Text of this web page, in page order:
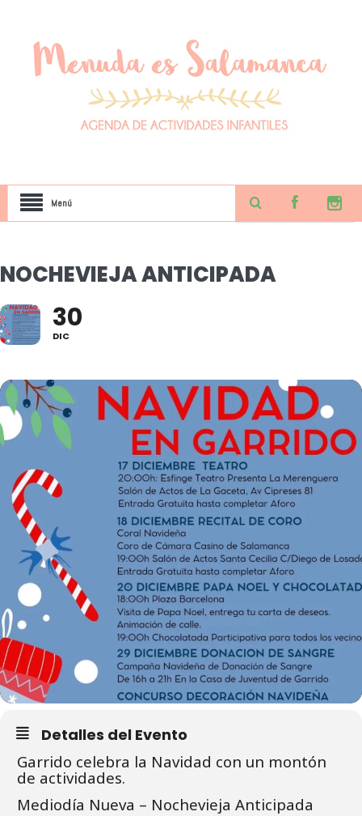
Menú
NOCHEVIEJA ANTICIPADA
30
DIC
Detalles del Evento
Garrido celebra la Navidad con un montón
de actividades.
Mediodía Nueva – Nochevieja Anticipada